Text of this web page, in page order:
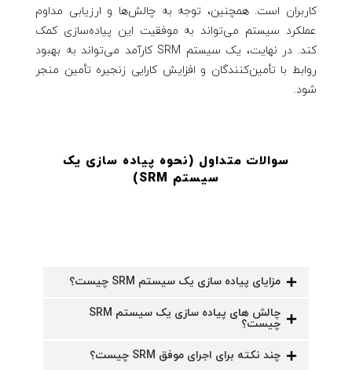
کاربران است. همچنین، توجه به چالش‌ها و ارزیابی مداوم
عملکرد سیستم می‌تواند به موفقیت این پیاده‌سازی کمک
کند. در نهایت، یک سیستم SRM کارآمد می‌تواند به بهبود
روابط با تأمین‌کنندگان و افزایش کارایی زنجیره تأمین منجر
شود.
سوالات متداول (نحوه پیاده سازی یک
سیستم SRM
)
مزایای پیاده سازی یک سیستم SRM چیست؟
چالش های پیاده سازی یک سیستم SRM
چیست؟
چند نکته برای اجرای موفق SRM چیست؟